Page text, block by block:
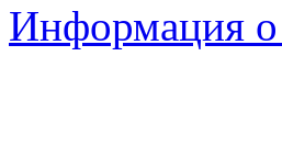
Информация